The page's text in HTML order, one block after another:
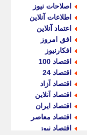
اصلاحات نیوز
اطلاعات آنلاین
اعتماد آنلاین
افق امروز
افکارنیوز
اقتصاد 100
اقتصاد 24
اقتصاد آزاد
اقتصاد آنلاین
اقتصاد ایران
اقتصاد معاصر
اقتصاد نیوز